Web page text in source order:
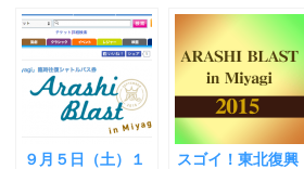
９月５日（土）１
スゴイ！東北復興